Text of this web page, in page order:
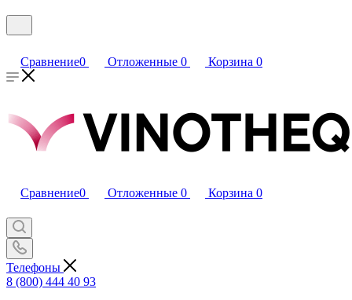
Сравнение0 Отложенные 0 Корзина 0
Сравнение0 Отложенные 0 Корзина 0
Телефоны
8 (800) 444 40 93